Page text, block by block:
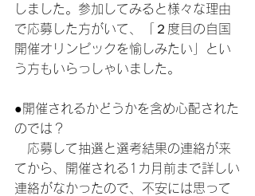
しました。参加してみると様々な理由
で応募した方がいて、「２度目の自国
開催オリンピックを愉しみたい」とい
う方もいらっしゃいました。
●開催されるかどうかを含め心配された
のでは？
応募して抽選と選考結果の連絡が来
てから、開催される1カ月前まで詳しい
連絡がなかったので、不安には思って